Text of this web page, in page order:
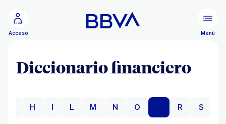
Acceso Menú
Diccionario financiero
H I L M N O R S